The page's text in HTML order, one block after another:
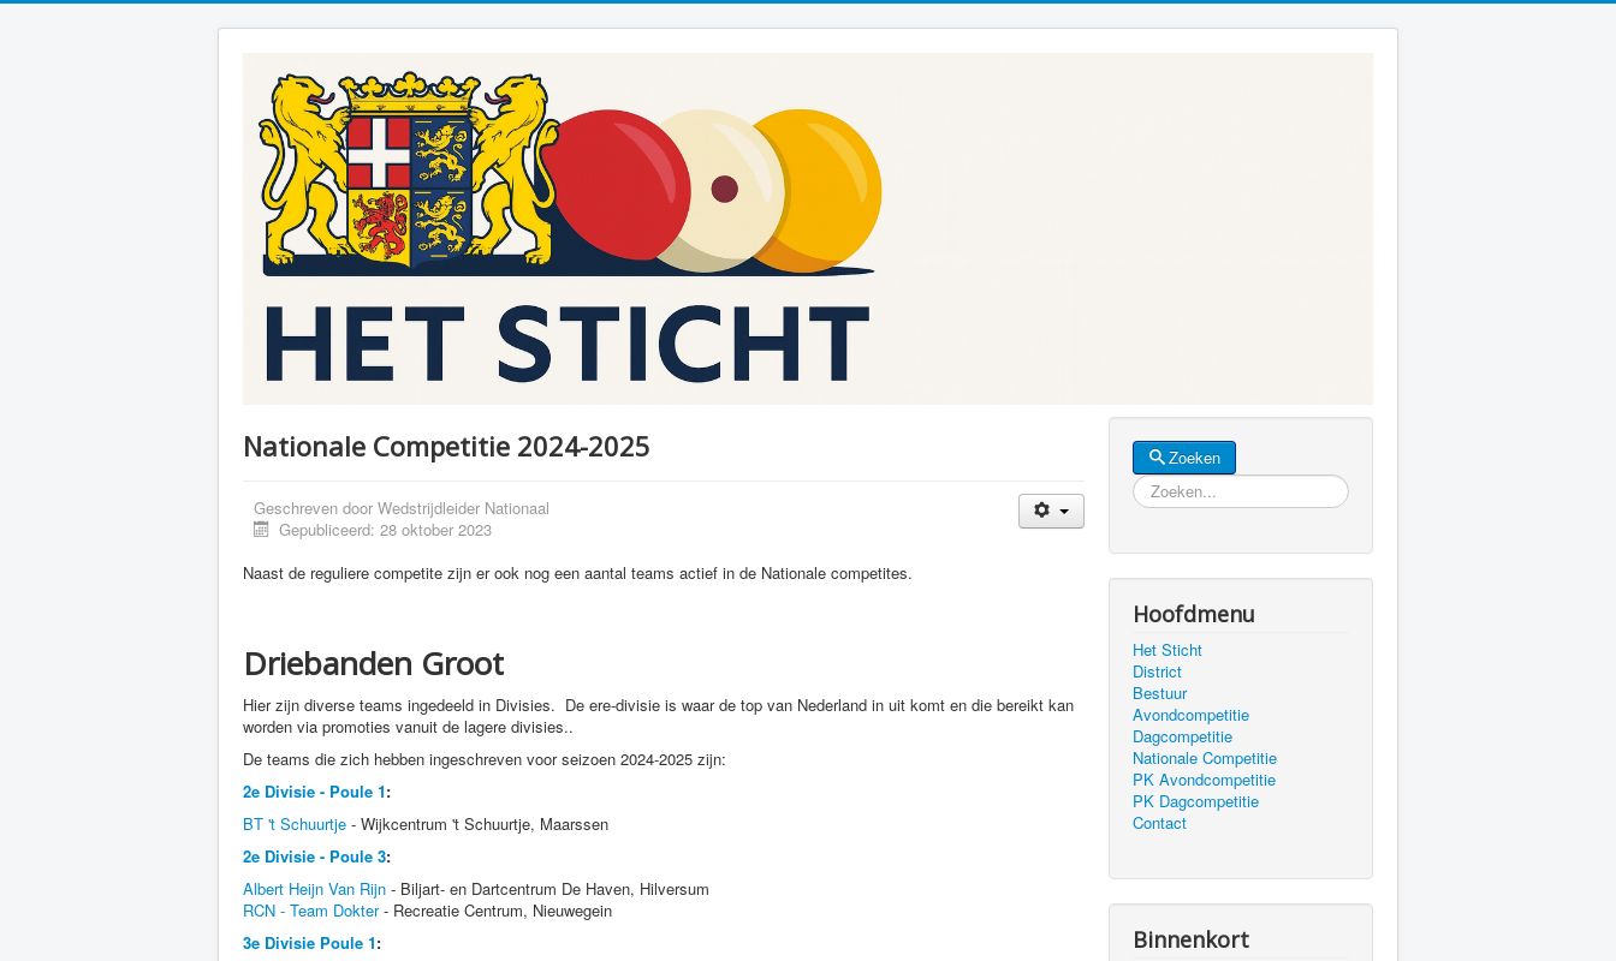
Nationale Competitie 2024-2025
Geschreven door Wedstrijdleider Nationaal
Gepubliceerd: 28 oktober 2023
Naast de reguliere competite zijn er ook nog een aantal teams actief in de Nationale competites.
Driebanden Groot
Hier zijn diverse teams ingedeeld in Divisies. De ere-divisie is waar de top van Nederland in uit komt en die bereikt kan
worden via promoties vanuit de lagere divisies..
De teams die zich hebben ingeschreven voor seizoen 2024-2025 zijn:
2e Divisie - Poule 1:
BT 't Schuurtje - Wijkcentrum 't Schuurtje, Maarssen
2e Divisie - Poule 3:
Albert Heijn Van Rijn - Biljart- en Dartcentrum De Haven, Hilversum
RCN - Team Dokter- Recreatie Centrum, Nieuwegein
3e Divisie Poule 1:
Zoeken
Zoeken
Hoofdmenu
Het Sticht
District
Bestuur
Avondcompetitie
Dagcompetitie
Nationale Competitie
PK Avondcompetitie
PK Dagcompetitie
Contact
Binnenkort